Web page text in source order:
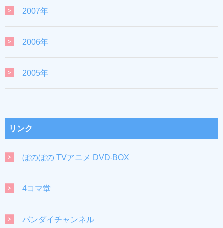
2007年
2006年
2005年
リンク
ぼのぼの TVアニメ DVD-BOX
4コマ堂
バンダイチャンネル